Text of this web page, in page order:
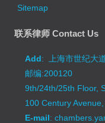
Sitemap
联系律师 Contact Us
Add: 上海市世纪大
邮编:200120
9th/24th/25th Floor,
100 Century
E-mail: